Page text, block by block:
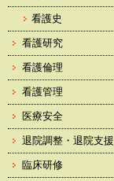
看護史
看護研究
看護倫理
看護管理
医療安全
退院調整・退院支援
臨床研修